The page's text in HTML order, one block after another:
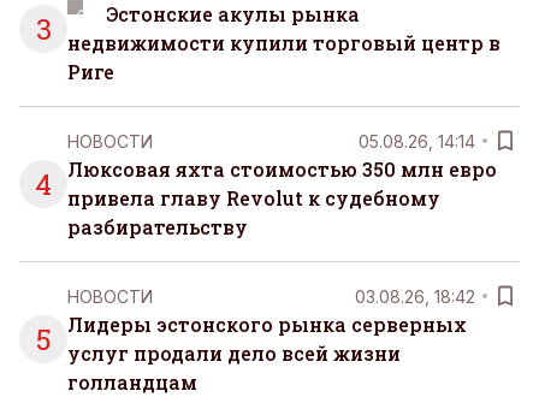
3
Эстонские акулы рынка
недвижимости купили торговый центр в
Риге
4
НОВОСТИ 05.08.26, 14:14
Люксовая яхта стоимостью 350 млн евро
привела главу Revolut к судебному
разбирательству
5
НОВОСТИ 03.08.26, 18:42
Лидеры эстонского рынка серверных
услуг продали дело всей жизни
голландцам